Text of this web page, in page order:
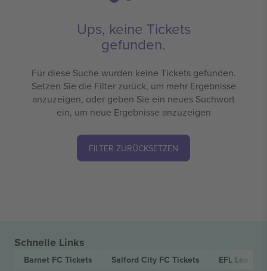
Ups, keine Tickets
gefunden.
Für diese Suche wurden keine Tickets gefunden.
Setzen Sie die Filter zurück, um mehr Ergebnisse
anzuzeigen, oder geben Sie ein neues Suchwort
ein, um neue Ergebnisse anzuzeigen
FILTER ZURÜCKSETZEN
Schnelle Links
Barnet FC Tickets Salford City FC Tickets EFL